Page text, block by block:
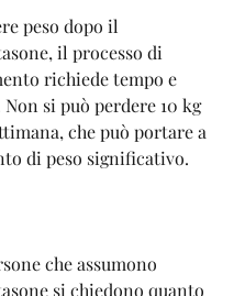
peso dopo il
il processo di
richiede tempo e
Non si può perdere 10 kg
che può portare a
di peso significativo.
che assumono
si chiedono quanto